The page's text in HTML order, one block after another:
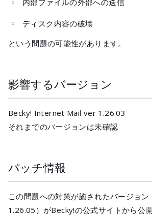
ディスク内容の破壊
という問題の可能性があります。
影響するバージョン
Becky! Internet Mail ver 1.26.03
それまでのバージョンは未確認
パッチ情報
この問題への対策が施されたバージョ
1.26.05）がBecky!の公式サイトから公